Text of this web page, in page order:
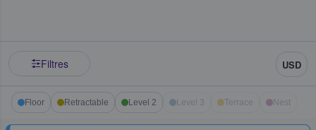
Filtres USD
Floor Retractable Level 2 Level 3 Terrace Nest